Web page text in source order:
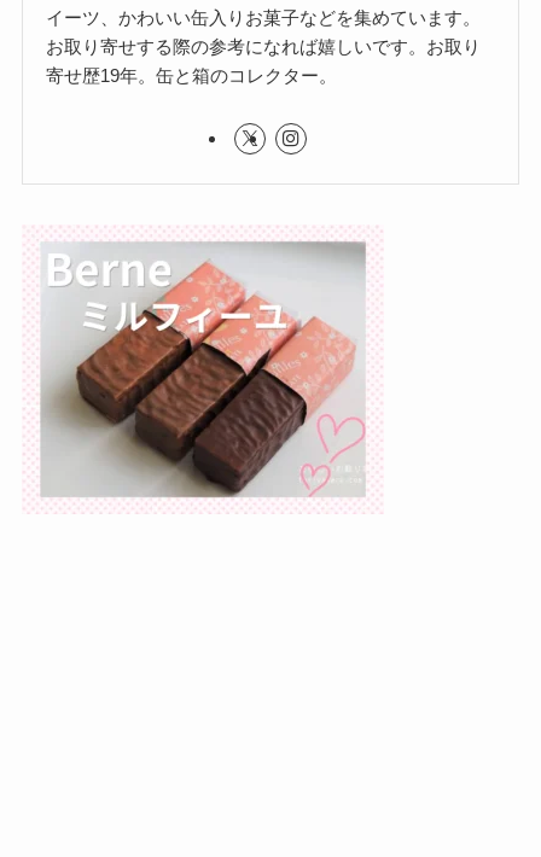
イーツ、かわいい缶入りお菓子などを集めています。
お取り寄せする際の参考になれば嬉しいです。お取り
寄せ歴19年。缶と箱のコレクター。